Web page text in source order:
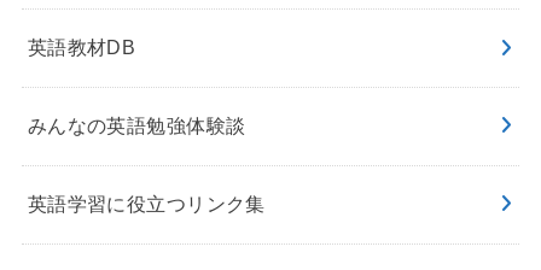
英語教材DB
みんなの英語勉強体験談
英語学習に役立つリンク集